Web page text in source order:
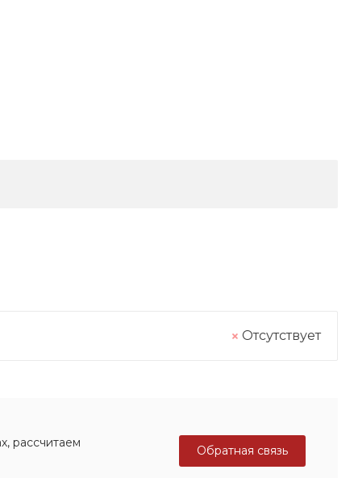
Отсутствует
рассчитаем
Обратная связь